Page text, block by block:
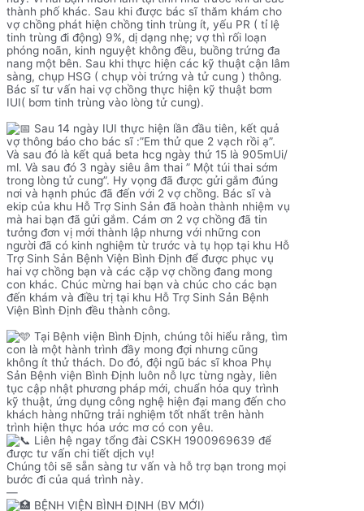
thành phố khác. Sau khi được bác sĩ thăm khám cho
vợ chồng phát hiện chồng tinh trùng ít, yếu PR ( tỉ lệ
tinh trùng đi động) 9%, dị dạng nhẹ; vợ thì rối loạn
phóng noãn, kinh nguyệt không đều, buồng trứng đa
nang một bên. Sau khi thực hiện các kỹ thuật cận lâm
sàng, chụp HSG ( chụp vòi trứng và tử cung ) thông.
Bác sĩ tư vấn hai vợ chồng thực hiện kỹ thuật bơm
IUI( bơm tinh trùng vào lòng tử cung).
Sau 14 ngày IUI thực hiện lần đầu tiên, kết quả
vợ thông báo cho bác sĩ :”Em thử que 2 vạch rồi ạ”.
Và sau đó là kết quả beta hcg ngày thứ 15 là 905mUi/
ml. Và sau đó 3 ngày siêu âm thai ” Một túi thai sớm
trong lòng tử cung”. Hy vọng đã được gửi gắm đúng
nơi và hạnh phúc đã đến với 2 vợ chồng. Bác sĩ và
ekip của khu Hỗ Trợ Sinh Sản đã hoàn thành nhiệm vụ
mà hai bạn đã gửi gắm. Cám ơn 2 vợ chồng đã tin
tưởng đơn vị mới thành lập nhưng với những con
người đã có kinh nghiệm từ trước và tụ họp tại khu Hỗ
Trợ Sinh Sản Bệnh Viện Bình Định để được phục vụ
hai vợ chồng bạn và các cặp vợ chồng đang mong
con khác. Chúc mừng hai bạn và chúc cho các bạn
đến khám và điều trị tại khu Hỗ Trợ Sinh Sản Bệnh
Viện Bình Định đều thành công.
Tại Bệnh viện Bình Định, chúng tôi hiểu rằng, tìm
con là một hành trình đầy mong đợi nhưng cũng
không ít thử thách. Do đó, đội ngũ bác sĩ khoa Phụ
Sản Bệnh viện Bình Định luôn nỗ lực từng ngày, liên
tục cập nhật phương pháp mới, chuẩn hóa quy trình
kỹ thuật, ứng dụng công nghệ hiện đại mang đến cho
khách hàng những trải nghiệm tốt nhất trên hành
trình hiện thực hóa ước mơ có con yêu.
Liên hệ ngay tổng đài CSKH 1900969639 để
được tư vấn chi tiết dịch vụ!
Chúng tôi sẽ sẵn sàng tư vấn và hỗ trợ bạn trong mọi
bước đi của quá trình này.
—
BỆNH VIỆN BÌNH ĐỊNH (BV MỚI)